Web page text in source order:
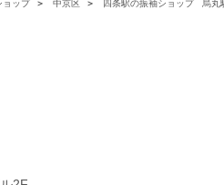
ョップ ＞ 中京区 ＞ 四条駅の振袖ショップ 烏丸